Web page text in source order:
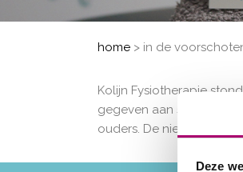
Deze
home > in de
Kolijn Fysiotherapie
gegeven aan
ouders. De nieuwe